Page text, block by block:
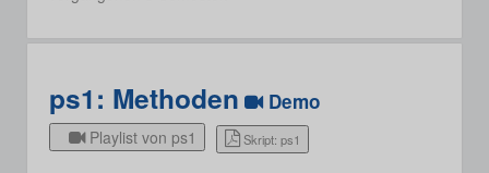
ps1: Methoden Demo
Playlist von ps1 Skript: ps1